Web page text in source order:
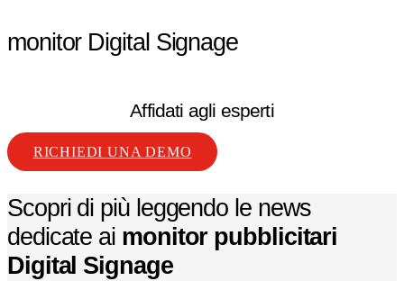
monitor Digital Signage
Affidati agli esperti
RICHIEDI UNA DEMO
Scopri di più leggendo le news
dedicate ai monitor pubblicitari
Digital Signage